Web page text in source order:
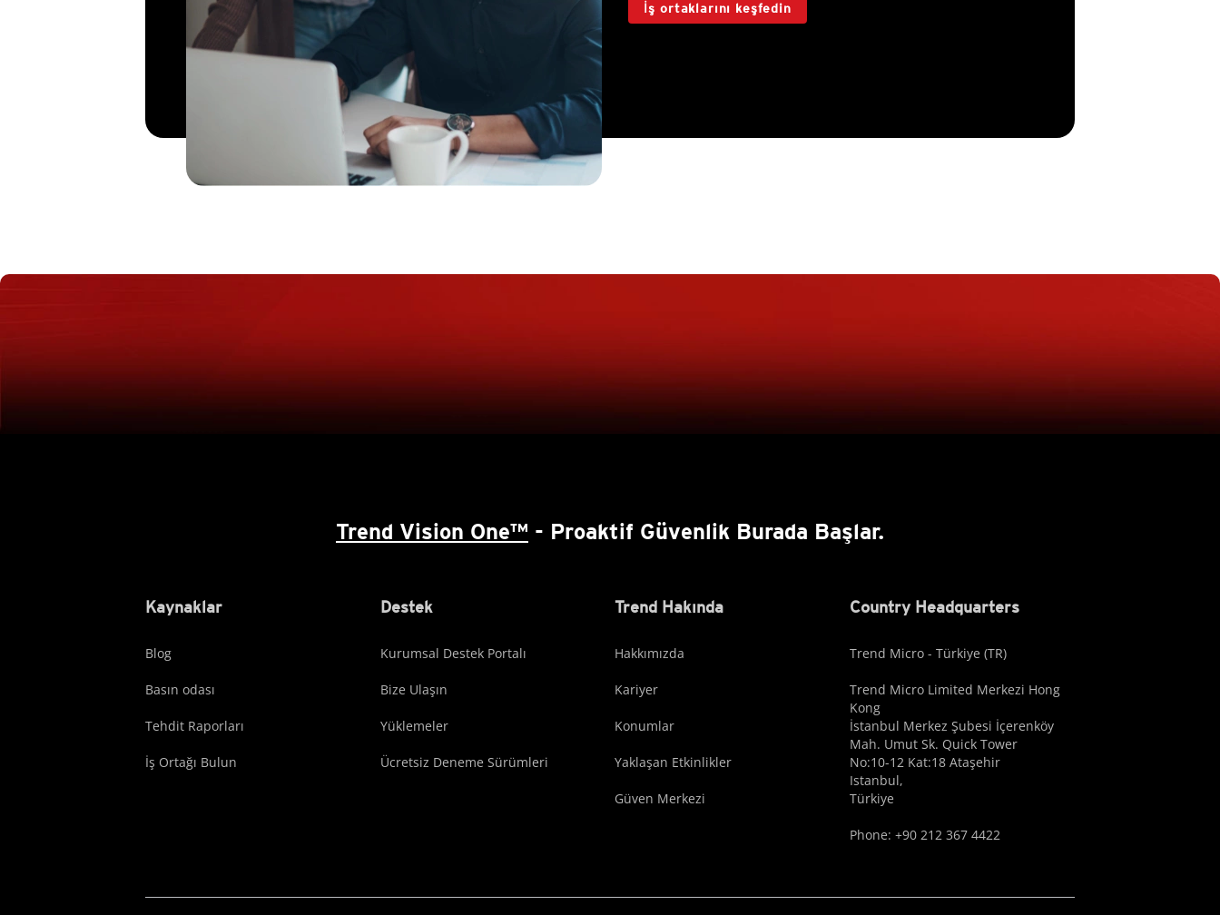
İş ortaklarını keşfedin
Trend Vision One™ - Proaktif Güvenlik Burada Başlar.
Kaynaklar
Blog
Basın odası
Tehdit Raporları
İş Ortağı Bulun
Destek
Kurumsal Destek Portalı
Bize Ulaşın
Yüklemeler
Ücretsiz Deneme Sürümleri
Trend Hakında
Hakkımızda
Kariyer
Konumlar
Yaklaşan Etkinlikler
Güven Merkezi
Country Headquarters
Trend Micro - Türkiye (TR)
Trend Micro Limited Merkezi Hong
Kong
İstanbul Merkez Şubesi İçerenköy
Mah. Umut Sk. Quick Tower
No:10-12 Kat:18 Ataşehir
Istanbul,
Türkiye
Phone: +90 212 367 4422